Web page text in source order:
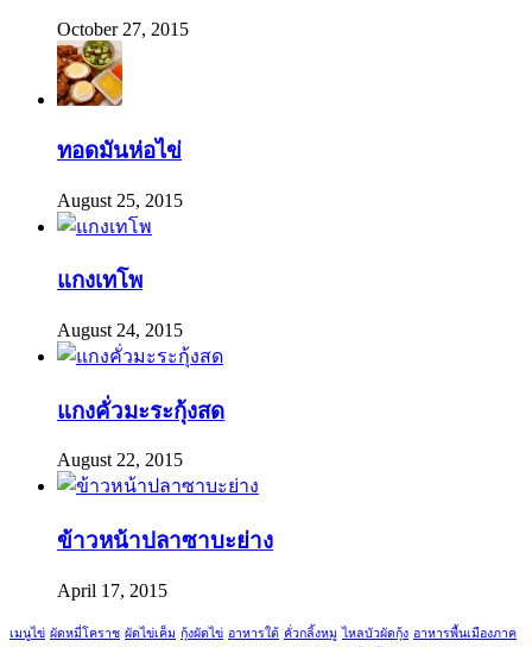
October 27, 2015
ทอดมันห่อไข่
August 25, 2015
แกงเทโพ
August 24, 2015
แกงคั่วมะระกุ้งสด
August 22, 2015
ข้าวหน้าปลาซาบะย่าง
April 17, 2015
เมนูไข่ ผัดหมี่โคราช ผัดไข่เค็ม กุ้งผัดไข่ อาหารใต้ คั่วกลิ้งหมู ไหลบัวผัดกุ้ง อาหารพื้นเมืองภาค